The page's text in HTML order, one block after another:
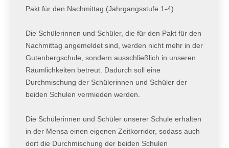
Pakt für den Nachmittag (Jahrgangsstufe 1-4)
Die Schülerinnen und Schüler, die für den Pakt für den
Nachmittag angemeldet sind, werden nicht mehr in der
Gutenbergschule, sondern ausschließlich in unseren
Räumlichkeiten betreut. Dadurch soll eine
Durchmischung der Schülerinnen und Schüler der
beiden Schulen vermieden werden.
Die Schülerinnen und Schüler unserer Schule erhalten
in der Mensa einen eigenen Zeitkorridor, sodass auch
dort die Durchmischung der beiden Schulen